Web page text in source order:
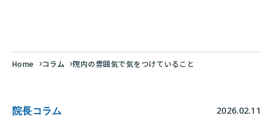
Home コラム 院内の雰囲気で気をつけていること
院長コラム 2026.02.11